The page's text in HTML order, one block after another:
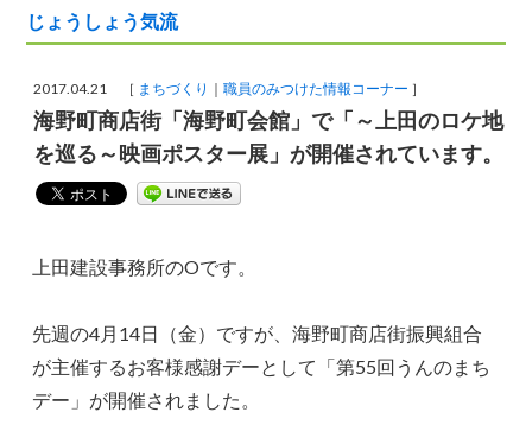
じょうしょう気流
2017.04.21 ［ まちづくり 職員のみつけた情報コーナー ］
海野町商店街「海野町会館」で「～上田のロケ地
を巡る～映画ポスター展」が開催されています。
上田建設事務所のOです。
先週の4月14日（金）ですが、海野町商店街振興組合
が主催するお客様感謝デーとして「第55回うんのまち
デー」が開催されました。